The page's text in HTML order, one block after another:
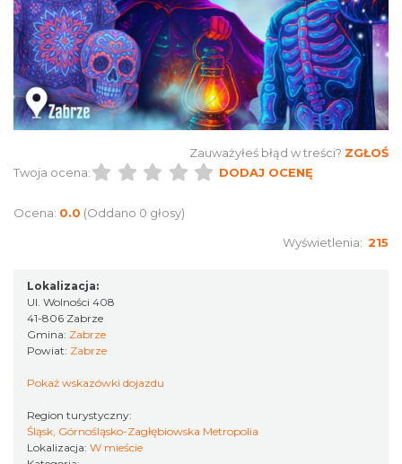
Kult – Pomarańczowa Trasa 2026
Katowice
2026-11-14
14.33 km
2000
14.33 km
Zauważyłeś błąd w treści? ZGŁOŚ
Twoja ocena:
DODAJ OCENĘ
Ocena: 0.0 (Oddano 0 głosy)
Wyświetlenia: 215
Lokalizacja:
Ul. Wolności 408
41-806 Zabrze
Gmina: Zabrze
Powiat: Zabrze
Pokaż wskazówki dojazdu
Region turystyczny:
Śląsk, Górnośląsko-Zagłębiowska Metropolia
Lokalizacja: W mieście